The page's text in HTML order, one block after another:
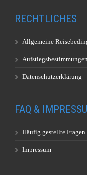
RECHTLICHES
Allgemeine
Aufstiegsbestimmungen
Datenschutzerklärung
FAQ &
Häufig gestellte Fragen
Impressum